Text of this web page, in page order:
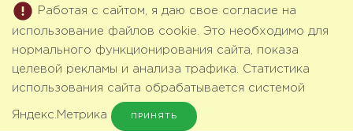
Работая с сайтом, я даю свое согласие на
использование файлов cookie. Это необходимо для
нормального функционирования сайта, показа
целевой рекламы и анализа трафика. Статистика
использования сайта обрабатывается системой
Яндекс.Метрика ПРИНЯТЬ